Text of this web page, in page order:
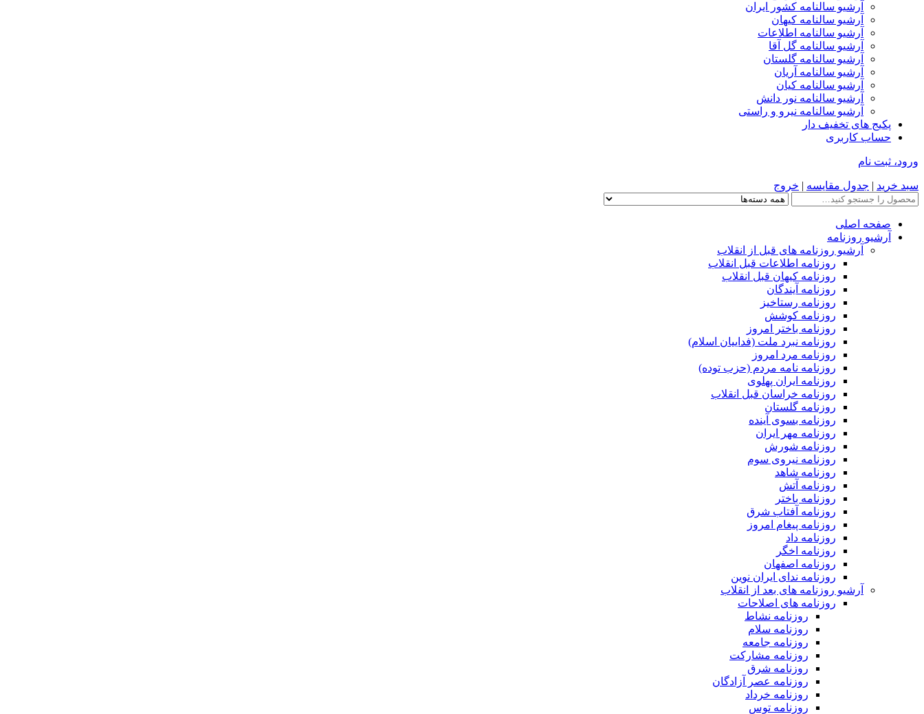
آرشیو سالنامه کشور ایران
آرشیو سالنامه کیهان
آرشیو سالنامه اطلاعات
آرشیو سالنامه گل آقا
آرشیو سالنامه گلستان
آرشیو سالنامه آریان
آرشیو سالنامه کیان
آرشیو سالنامه نور دانش
آرشیو سالنامه نیرو و راستی
پکیج های تخفیف دار
حساب کاربری
ورود، ثبت نام
سبد خرید | جدول مقایسه | خروج
صفحه اصلی
آرشیو روزنامه
آرشیو روزنامه های قبل از انقلاب
روزنامه اطلاعات قبل انقلاب
روزنامه کیهان قبل انقلاب
روزنامه آیندگان
روزنامه رستاخیز
روزنامه کوشش
روزنامه باختر امروز
روزنامه نبرد ملت (فداییان اسلام)
روزنامه مرد امروز
روزنامه نامه مردم (حزب توده)
روزنامه ایران پهلوی
روزنامه خراسان قبل انقلاب
روزنامه گلستان
روزنامه بسوی آینده
روزنامه مهر ایران
روزنامه شورش
روزنامه نیروی سوم
روزنامه شاهد
روزنامه آتش
روزنامه باختر
روزنامه آفتاب شرق
روزنامه پیغام امروز
روزنامه داد
روزنامه اخگر
روزنامه اصفهان
روزنامه ندای ایران نوین
آرشیو روزنامه های بعد از انقلاب
روزنامه های اصلاحات
روزنامه نشاط
روزنامه سلام
روزنامه جامعه
روزنامه مشارکت
روزنامه شرق
روزنامه عصر آزادگان
روزنامه خرداد
روزنامه توس